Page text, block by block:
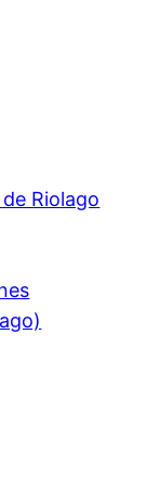
Riolago